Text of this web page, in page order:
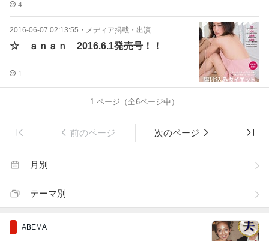
4
2016-06-07 02:13:55 ・ メディア掲載・出演
☆ ａｎａｎ 2016.6.1発売号！！
1
1 ページ（全6ページ中）
前のページ 次のページ
月別
テーマ別
ABEMA